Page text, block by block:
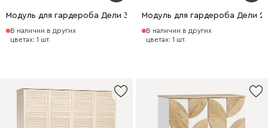
Модуль для гардероба Дели 3-50x240 Белый
В наличии в других
цветах: 1 шт.
Модуль для гардероба Дели
В наличии в других
цветах: 1 шт.